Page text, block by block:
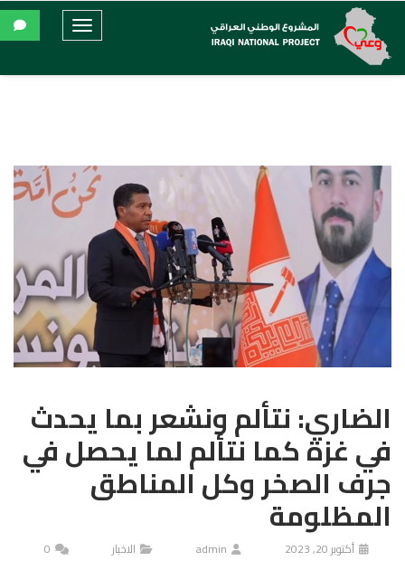
الضاري: نتألم ونشعر بما يحدث
في غزة كما نتألم لما يحصل في
جرف الصخر وكل المناطق
المظلومة
أكتوبر 20, 2023 admin الاخبار
0